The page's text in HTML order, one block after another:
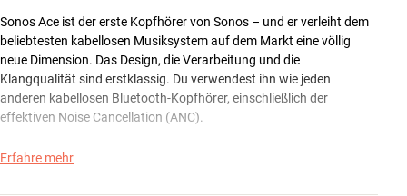
Sonos Ace ist der erste Kopfhörer von Sonos – und er verleiht dem
beliebtesten kabellosen Musiksystem auf dem Markt eine völlig
neue Dimension. Das Design, die Verarbeitung und die
Klangqualität sind erstklassig. Du verwendest ihn wie jeden
anderen kabellosen Bluetooth-Kopfhörer, einschließlich der
effektiven Noise Cancellation (ANC).
Dabei ist Sonos Ace nicht nur für diejenigen gedacht, die bereits
Erfahre mehr